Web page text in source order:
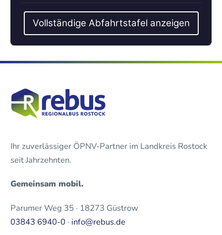
Vollständige Abfahrtstafel anzeigen
Ihr zuverlässiger ÖPNV-Partner im Landkreis Rostock
seit Jahrzehnten.
Gemeinsam mobil.
Parumer Weg 35 · 18273 Güstrow
03843 6940-0 · info@rebus.de